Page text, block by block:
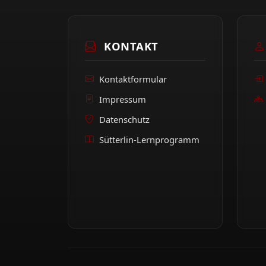
KONTAKT
Kontaktformular
Impressum
Datenschutz
Sütterlin-Lernprogramm